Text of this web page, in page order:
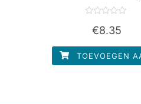
5
€8.35
TOEVOEGEN